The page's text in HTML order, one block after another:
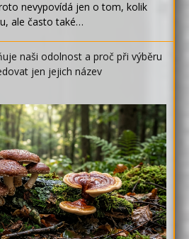
nevypovídá jen o tom, kolik
ale často také…
naši odolnost a proč při výběru
jen jejich název